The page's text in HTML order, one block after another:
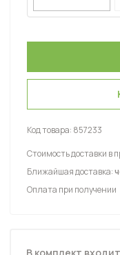
Код товара: 857233
Стоимость доставки в
Ближайшая доставка:
Оплата при получении